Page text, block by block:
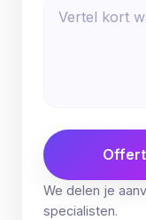
We delen je
specialisten.